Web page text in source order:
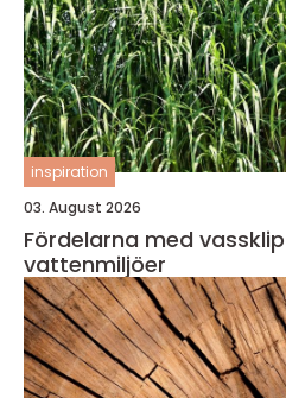
inspiration
03. August 2026
Fördelarna med
vattenmiljöer